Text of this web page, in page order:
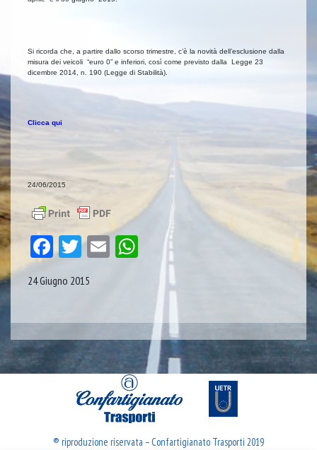
Si ricorda che, a partire dallo scorso trimestre, c’è la novità dell’esclusione dalla
misura dei veicoli “euro 0” e inferiori, così come previsto dalla Legge 23
dicembre 2014, n. 190 (Legge di Stabilità).
Clicca qui
24/06/2015
Facebook
Twitter
Email WhatsApp
24 Giugno 2015
® riproduzione riservata – Confartigianato Trasporti 2019